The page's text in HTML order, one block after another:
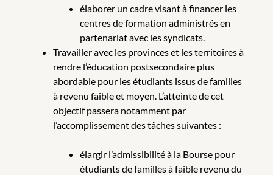
élaborer un cadre visant à financer les
centres de formation administrés en
partenariat avec les syndicats.
Travailler avec les provinces et les territoires à
rendre l’éducation postsecondaire plus
abordable pour les étudiants issus de familles
à revenu faible et moyen. L’atteinte de cet
objectif passera notamment par
l’accomplissement des tâches suivantes :
élargir l’admissibilité à la Bourse pour
étudiants de familles à faible revenu du